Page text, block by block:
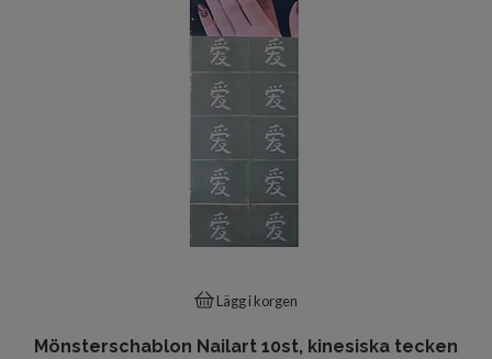
Lägg i korgen
Mönsterschablon Nailart 10st, kinesiska tecken